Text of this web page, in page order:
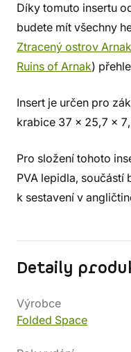
Díky tomuto insertu
budete mít všechny
Ztracený ostrov Arnak
Ruins of Arnak)
Insert je určen pro
krabice 37 x 25,7 x
Pro složení tohoto
PVA lepidla, součástí
k sestavení v
Detaily
Výrobce
Folded Space